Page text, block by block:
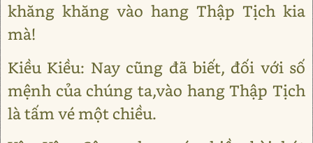
khăng khăng vào hang Thập Tịch kia
mà!
Kiều Kiều: Nay cũng đã biết, đối với số
mệnh của chúng ta,vào hang Thập Tịch
là tấm vé một chiều.